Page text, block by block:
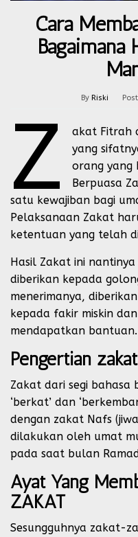
Cara
Bagaimana
By Riski
Z
akat Fitrah
yang
orang yang
Berpuasa
satu kewajiban bagi
Pelaksanaan Zakat
ketentuan yang telah
Hasil Zakat ini
diberikan kepada
menerimanya,
kepada fakir miskin
mendapatkan bantuan.
Pengertian zakat
Zakat dari segi bahasa
‘berkat’ dan
dengan zakat Nafs
dilakukan oleh umat
pada saat bulan
Ayat Yang
ZAKAT
Sesungguhnya zakat-